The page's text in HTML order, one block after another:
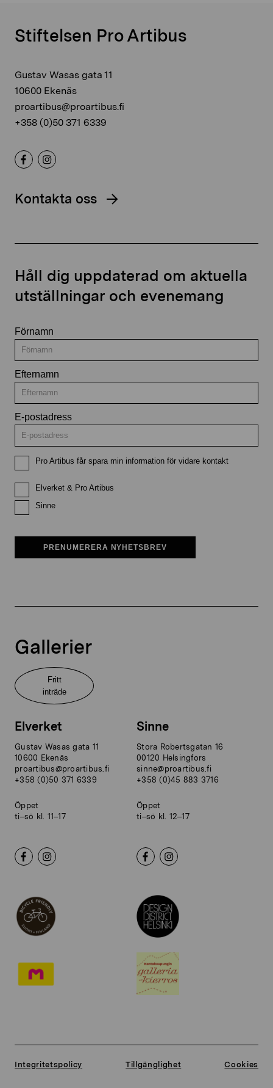
Stiftelsen Pro Artibus
Gustav Wasas gata 11
10600 Ekenäs
proartibus@proartibus.fi
+358 (0)50 371 6339
Kontakta oss
Håll dig uppdaterad om aktuella
utställningar och evenemang
Förnamn
Efternamn
E-postadress
Pro Artibus får spara min information för vidare kontakt
Elverket & Pro Artibus
Sinne
PRENUMERERA NYHETSBREV
Gallerier
Fritt
inträde
Elverket
Gustav Wasas gata 11
10600 Ekenäs
proartibus@proartibus.fi
+358 (0)50 371 6339
Öppet
ti–sö kl. 11–17
Sinne
Stora Robertsgatan 16
00120 Helsingfors
sinne@proartibus.fi
+358 (0)45 883 3716
Öppet
ti–sö kl. 12–17
Integritetspolicy Tillgänglighet Cookies